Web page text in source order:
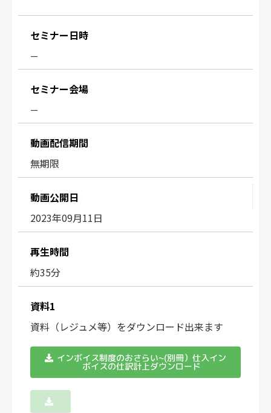
セミナー日時
ー
セミナー会場
ー
動画配信期間
無期限
動画公開日
2023年09月11日
再生時間
約35分
資料1
資料（レジュメ等）をダウンロード出来ます
インボイス制度のおさらい~(別冊）仕入イン
ボイスの仕訳計上ダウンロード